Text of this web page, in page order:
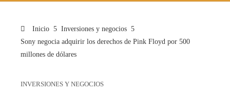
Inicio
Inversiones y negocios
Sony negocia adquirir los derechos de Pink Floyd por 500
millones de dólares
INVERSIONES Y NEGOCIOS